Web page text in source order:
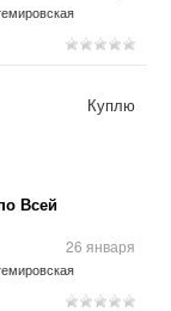
Всей
26 января
Куплю